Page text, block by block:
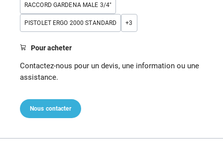
RACCORD GARDENA MALE 3/4"
PISTOLET ERGO 2000 STANDARD +3
Pour acheter
Contactez-nous pour un devis, une information ou une
assistance.
Nous contacter